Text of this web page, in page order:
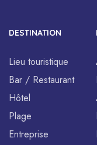
DESTINATION
Lieu touristique
Bar / Restaurant
Hôtel
Plage
Entreprise